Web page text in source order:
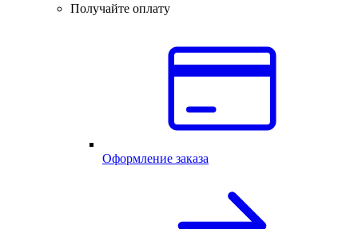
Получайте оплату
Оформление заказа